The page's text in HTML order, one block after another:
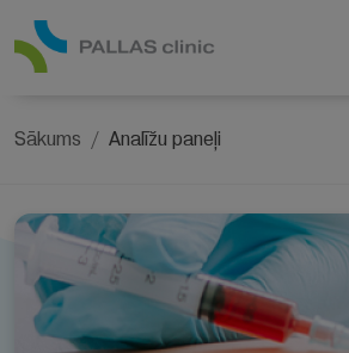
Sākums Analīžu paneļi